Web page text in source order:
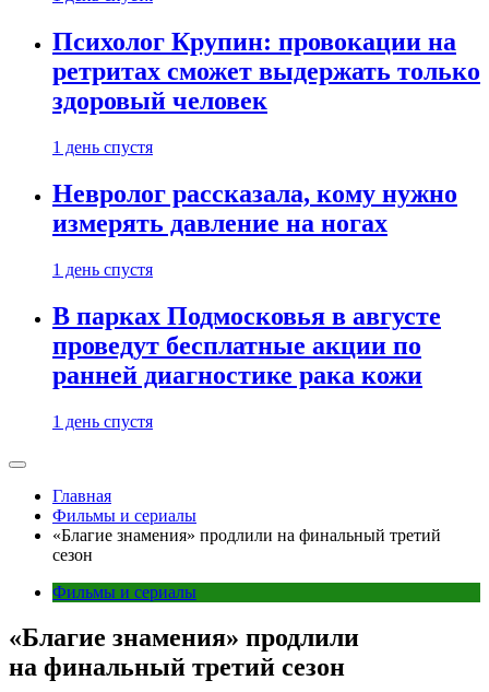
Психолог Крупин: провокации на
ретритах сможет выдержать только
здоровый человек
1 день спустя
Невролог рассказала, кому нужно
измерять давление на ногах
1 день спустя
В парках Подмосковья в августе
проведут бесплатные акции по
ранней диагностике рака кожи
1 день спустя
Главная
Фильмы и сериалы
«Благие знамения» продлили на финальный третий
сезон
Фильмы и сериалы
«Благие знамения» продлили
на финальный третий сезон